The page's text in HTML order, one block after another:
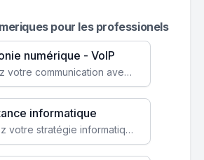
pour les professionels
numérique - VoIP
Simplifiez votre communication avec une solution VoIP flexible, économique et adaptée à vos besoins professionnels.
informatique
Optimisez votre stratégie informatique avec l'expertise de nos consultants pour améliorer votre efficacité et sécurité.